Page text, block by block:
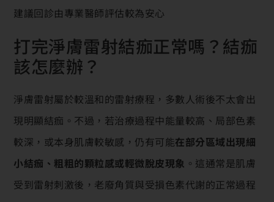
建議回診由專業醫師評估較為安心
打完淨膚雷射結痂正常嗎？結痂
該怎麼辦？
淨膚雷射屬於較溫和的雷射療程，多數人術後不太會出
現明顯結痂。不過，若治療過程中能量較高、局部色素
較深，或本身肌膚較敏感，仍有可能在部分區域出現細
小結痂、粗粗的顆粒感或輕微脫皮現象 。這通常是肌膚
受到雷射刺激後，老廢角質與受損色素代謝的正常過程